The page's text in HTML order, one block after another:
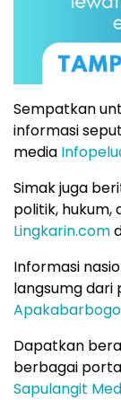
Sempatkan
informasi
media
Simak juga
politik, hukum,
Lingkarin.com
Informasi
langsumg
Dapatkan
berbagai
Sapulangit